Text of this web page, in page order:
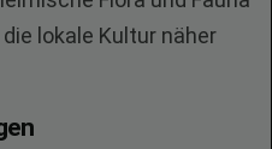
lokale Kultur näher